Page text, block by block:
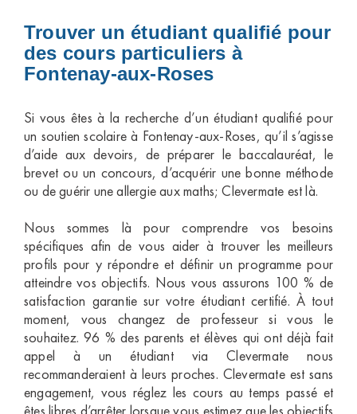
Trouver un étudiant qualifié pour
des cours particuliers à
Fontenay-aux-Roses
Si vous êtes à la recherche d’un étudiant qualifié pour
un soutien scolaire à Fontenay-aux-Roses, qu’il s’agisse
d’aide aux devoirs, de préparer le baccalauréat, le
brevet ou un concours, d’acquérir une bonne méthode
ou de guérir une allergie aux maths; Clevermate est là.
Nous sommes là pour comprendre vos besoins
spécifiques afin de vous aider à trouver les meilleurs
profils pour y répondre et définir un programme pour
atteindre vos objectifs. Nous vous assurons 100 % de
satisfaction garantie sur votre étudiant certifié. À tout
moment, vous changez de professeur si vous le
souhaitez. 96 % des parents et élèves qui ont déjà fait
appel à un étudiant via Clevermate nous
recommanderaient à leurs proches. Clevermate est sans
engagement, vous réglez les cours au temps passé et